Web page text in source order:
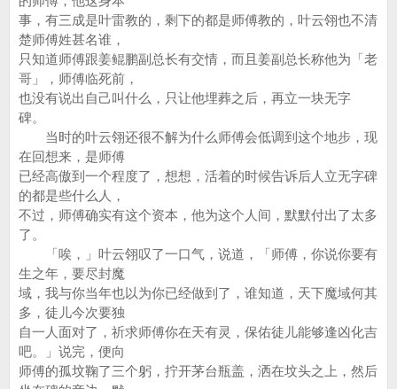
事，有三成是叶雷教的，剩下的都是师傅教的，叶云翎也不清
楚师傅姓甚名谁，
只知道师傅跟姜鲲鹏副总长有交情，而且姜副总长称他为「老
哥」，师傅临死前，
也没有说出自己叫什么，只让他埋葬之后，再立一块无字
碑。
当时的叶云翎还很不解为什么师傅会低调到这个地步，现
在回想来，是师傅
已经高傲到一个程度了，想想，活着的时候告诉后人立无字碑
的都是些什么人，
不过，师傅确实有这个资本，他为这个人间，默默付出了太多
了。
「唉，」叶云翎叹了一口气，说道，「师傅，你说你要有
生之年，要尽封魔
域，我与你当年也以为你已经做到了，谁知道，天下魔域何其
多，徒儿今次要独
自一人面对了，祈求师傅你在天有灵，保佑徒儿能够逢凶化吉
吧。」说完，便向
师傅的孤坟鞠了三个躬，拧开茅台瓶盖，洒在坟头之上，然后